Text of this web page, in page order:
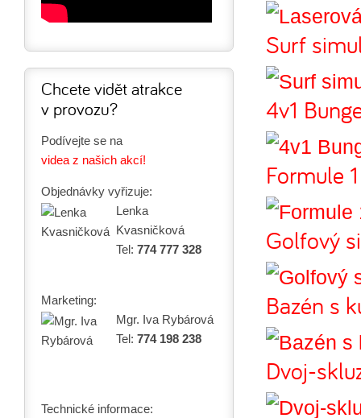
Surf
4v1
Formule
Golfový
Bazén s
Dvoj-
Chcete vidět atrakce
v provozu?
Podívejte se na
videa z našich akcí!
Objednávky vyřizuje:
Lenka
Kvasničková
Tel: 774 777 328
Marketing:
Mgr. Iva Rybárová
Tel: 774 198 238
Technické informace: